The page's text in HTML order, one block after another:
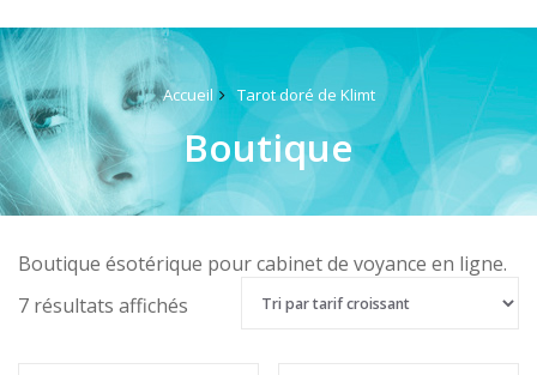
Accueil Tarot doré de Klimt
Boutique
Boutique ésotérique pour cabinet de voyance en ligne.
7 résultats affichés